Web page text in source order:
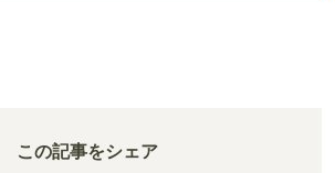
この記事をシェア